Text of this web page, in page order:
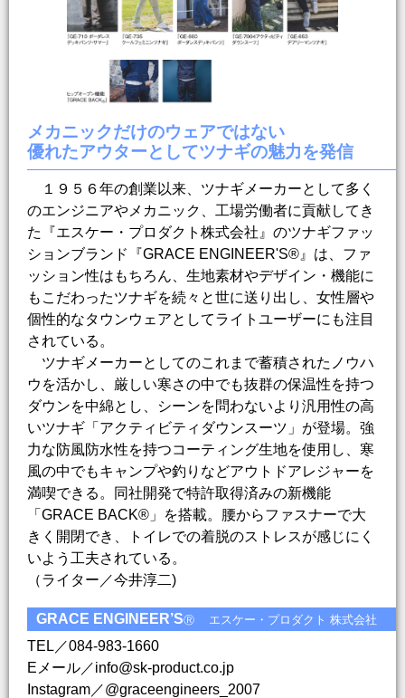
メカニックだけのウェアではない
優れたアウターとしてツナギの魅力を発信
１９５６年の創業以来、ツナギメーカーとして多く
のエンジニアやメカニック、工場労働者に貢献してき
た『エスケー・プロダクト株式会社』のツナギファッ
ションブランド『GRACE ENGINEER'S®』は、ファ
ッション性はもちろん、生地素材やデザイン・機能に
もこだわったツナギを続々と世に送り出し、女性層や
個性的なタウンウェアとしてライトユーザーにも注目
されている。
ツナギメーカーとしてのこれまで蓄積されたノウハ
ウを活かし、厳しい寒さの中でも抜群の保温性を持つ
ダウンを中綿とし、シーンを問わないより汎用性の高
いツナギ「アクティビティダウンスーツ」が登場。強
力な防風防水性を持つコーティング生地を使用し、寒
風の中でもキャンプや釣りなどアウトドアレジャーを
満喫できる。同社開発で特許取得済みの新機能
「GRACE BACK®」を搭載。腰からファスナーで大
きく開閉でき、トイレでの着脱のストレスが感じにく
いよう工夫されている。
（ライター／今井淳二)
GRACE ENGINEER’SⓇ エスケー・プロダクト 株式会社
TEL／084-983-1660
Eメール／info@sk-product.co.jp
Instagram／@graceengineers_2007